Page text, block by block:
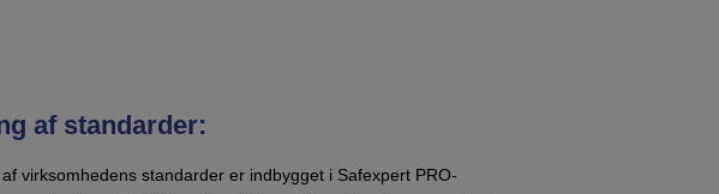
af standarder:
virksomhedens standarder er indbygget i Safexpert PRO-